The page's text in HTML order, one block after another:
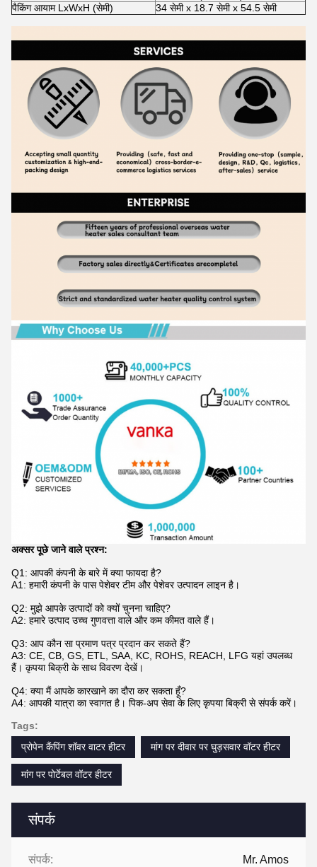
संपर्क
संपर्क: Mr. Amos
पैकिंग आयाम LxWxH (सेमी)
34 सेमी x 18.7 सेमी x 54.5 सेमी
अक्सर पूछे जाने वाले प्रश्न:
Q1: आपकी कंपनी के बारे में क्या फायदा है?
A1: हमारी कंपनी के पास पेशेवर टीम और पेशेवर उत्पादन लाइन है।
Q2: मुझे आपके उत्पादों को क्यों चुनना चाहिए?
A2: हमारे उत्पाद उच्च गुणवत्ता वाले और कम कीमत वाले हैं।
Q3: आप कौन सा प्रमाण पत्र प्रदान कर सकते हैं?
A3: CE, CB, GS, ETL, SAA, KC, ROHS, REACH, LFG यहां उपलब्ध
हैं। कृपया बिक्री के साथ विवरण देखें।
Q4: क्या मैं आपके कारखाने का दौरा कर सकता हूँ?
A4: आपकी यात्रा का स्वागत है। पिक-अप सेवा के लिए कृपया बिक्री से संपर्क करें।
Tags:
प्रोपेन कैंपिंग शॉवर वाटर हीटर
मांग पर दीवार पर घुड़सवार वॉटर हीटर
मांग पर पोर्टेबल वॉटर हीटर